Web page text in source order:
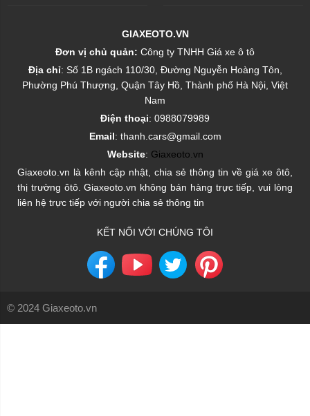
GIAXEOTO.VN
Đơn vị chủ quản: Công ty TNHH Giá xe ô tô
Địa chỉ: Số 1B ngách 110/30, Đường Nguyễn Hoàng Tôn,
Phường Phú Thượng, Quận Tây Hồ, Thành phố Hà Nội, Việt
Nam
Điện thoại: 0988079989
Email: thanh.cars@gmail.com
Website: Giaxeoto.vn
Giaxeoto.vn là kênh cập nhật, chia sẻ thông tin về giá xe ôtô,
thị trường ôtô. Giaxeoto.vn không bán hàng trực tiếp, vui lòng
liên hệ trực tiếp với người chia sẻ thông tin
KẾT NỐI VỚI CHÚNG TÔI
© 2024 Giaxeoto.vn